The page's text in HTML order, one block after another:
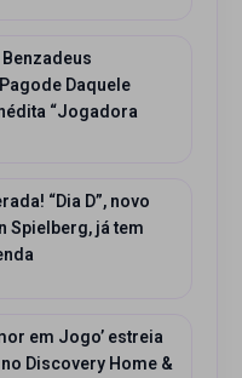
Daquele
“Jogadora
“Dia D”, novo
Spielberg, já tem
em Jogo’ estreia
Discovery Home &